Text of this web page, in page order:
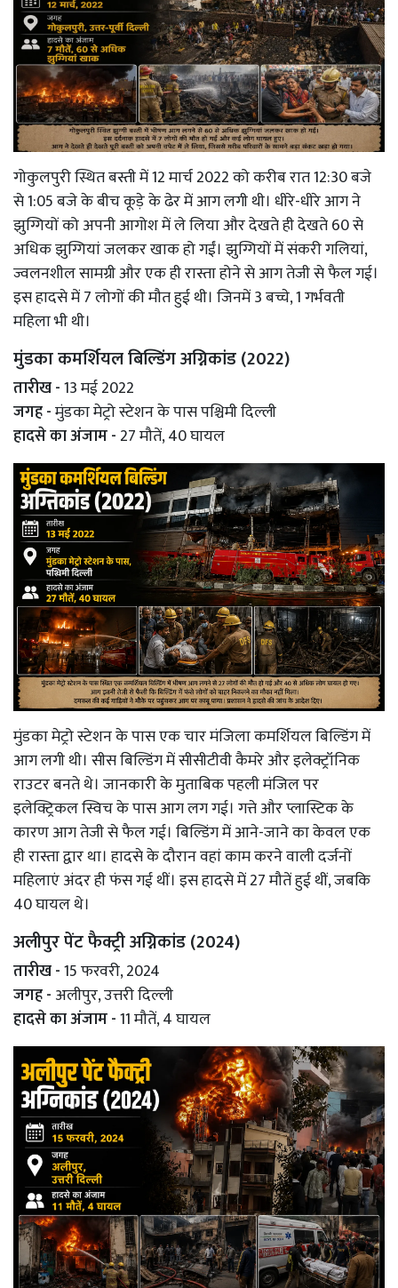
गोकुलपुरी स्थित बस्ती में 12 मार्च 2022 को करीब रात 12:30 बजे
से 1:05 बजे के बीच कूड़े के ढेर में आग लगी थी। धीरे-धीरे आग ने
झुग्गियों को अपनी आगोश में ले लिया और देखते ही देखते 60 से
अधिक झुग्गियां जलकर खाक हो गईं। झुग्गियों में संकरी गलियां,
ज्वलनशील सामग्री और एक ही रास्ता होने से आग तेजी से फैल गई।
इस हादसे में 7 लोगों की मौत हुई थी। जिनमें 3 बच्चे, 1 गर्भवती
महिला भी थी।
मुंडका कमर्शियल बिल्डिंग अग्निकांड (2022)
तारीख -13 मई 2022
जगह -मुंडका मेट्रो स्टेशन के पास पश्चिमी दिल्ली
हादसे का अंजाम - 27 मौतें, 40 घायल
मुंडका मेट्रो स्टेशन के पास एक चार मंजिला कमर्शियल बिल्डिंग में
आग लगी थी। सीस बिल्डिंग में सीसीटीवी कैमरे और इलेक्ट्रॉनिक
राउटर बनते थे। जानकारी के मुताबिक पहली मंजिल पर
इलेक्ट्रिकल स्विच के पास आग लग गई। गत्ते और प्लास्टिक के
कारण आग तेजी से फैल गई। बिल्डिंग में आने-जाने का केवल एक
ही रास्ता द्वार था। हादसे के दौरान वहां काम करने वाली दर्जनों
महिलाएं अंदर ही फंस गई थीं। इस हादसे में 27 मौतें हुई थीं, जबकि
40 घायल थे।
अलीपुर पेंट फैक्ट्री अग्निकांड (2024)
तारीख -15 फरवरी, 2024
जगह - अलीपुर, उत्तरी दिल्ली
हादसे का अंजाम -11 मौतें, 4 घायल